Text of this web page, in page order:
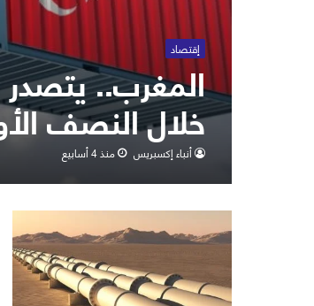
إقتصاد
المغرب.. يتصدر
خلال النصف الأول
أنباء إكسبريس منذ 4 أسابيع